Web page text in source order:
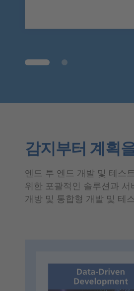
감지부터 계획
엔드 투 엔드 개발 및 테스
위한 포괄적인 솔루션과
개방 및 통합형 개발 및 테